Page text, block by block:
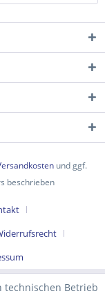
und ggf.
beschrieben
technischen Betrieb